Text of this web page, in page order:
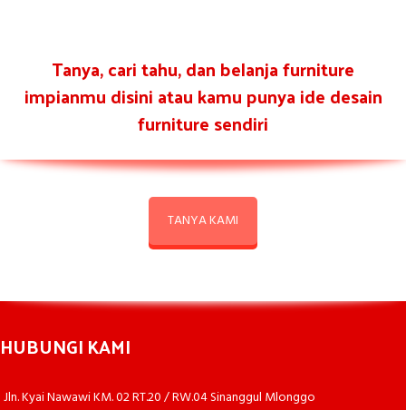
Tanya, cari tahu, dan belanja furniture
impianmu disini atau kamu punya ide desain
furniture sendiri
TANYA KAMI
HUBUNGI KAMI
Jln. Kyai Nawawi KM. 02 RT.20 / RW.04 Sinanggul Mlonggo